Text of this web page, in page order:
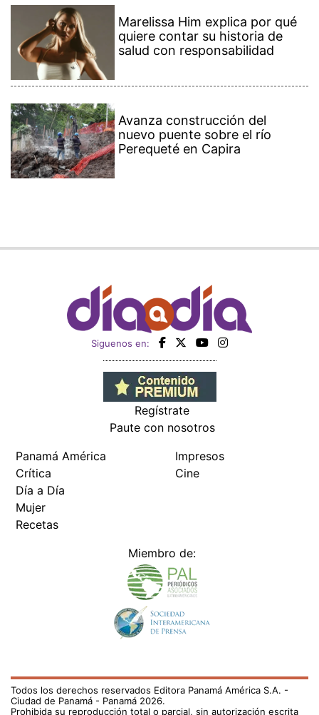
Marelissa Him explica por qué
quiere contar su historia de
salud con responsabilidad
Avanza construcción del
nuevo puente sobre el río
Perequeté en Capira
Siguenos en:
Regístrate
Paute con nosotros
Panamá América
Crítica
Día a Día
Mujer
Recetas
Impresos
Cine
Miembro de:
Todos los derechos reservados Editora Panamá América S.A. -
Ciudad de Panamá - Panamá 2026.
Prohibida su reproducción total o parcial, sin autorización escrita